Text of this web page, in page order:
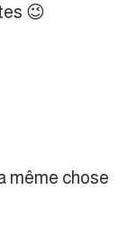
😉
même chose